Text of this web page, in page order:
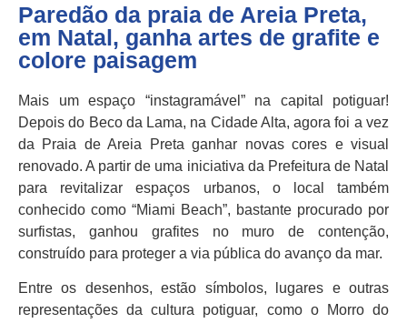
Paredão da praia de Areia Preta,
em Natal, ganha artes de grafite e
colore paisagem
Mais um espaço “instagramável” na capital potiguar!
Depois do Beco da Lama, na Cidade Alta, agora foi a vez
da Praia de Areia Preta ganhar novas cores e visual
renovado. A partir de uma iniciativa da Prefeitura de Natal
para revitalizar espaços urbanos, o local também
conhecido como “Miami Beach”, bastante procurado por
surfistas, ganhou grafites no muro de contenção,
construído para proteger a via pública do avanço da mar.
Entre os desenhos, estão símbolos, lugares e outras
representações da cultura potiguar, como o Morro do